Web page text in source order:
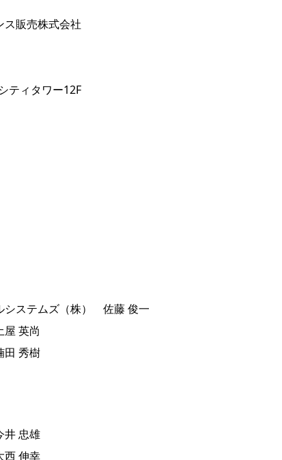
ス販売株式会社
ティタワー12F
システムズ（株） 佐藤 俊一
英尚
田 秀樹
井 忠雄
西 伸幸